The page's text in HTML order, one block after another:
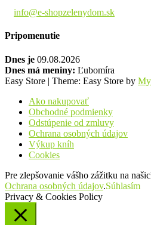
info@e-shopzelenydom.sk
Pripomenutie
Dnes je 09.08.2026
Dnes má meniny: Ľubomíra
Easy Store | Theme: Easy Store by
Ako nakupovať
Obchodné podmienky
Odstúpenie od zmluvy
Ochrana osobných údajov
Výkup kníh
Cookies
Pre zlepšovanie vášho zážitku na
Ochrana osobných údajov.Súhlasím
Privacy & Cookies Policy